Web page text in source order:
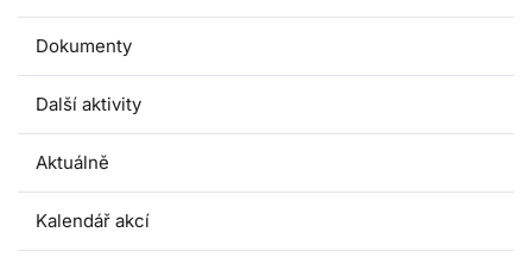
Dokumenty
Další aktivity
Aktuálně
Kalendář akcí